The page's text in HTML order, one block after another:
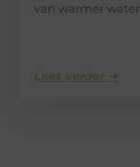
van warmer
Lees verder ➜